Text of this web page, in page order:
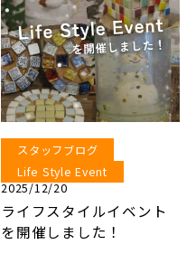
スタッフブログ
Life Style Event
2025/12/20
ライフスタイルイベント
を開催しました！